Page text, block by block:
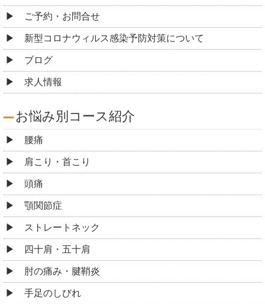
ご予約・お問合せ
新型コロナウィルス感染予防対策について
ブログ
求人情報
お悩み別コース紹介
腰痛
肩こり・首こり
頭痛
顎関節症
ストレートネック
四十肩・五十肩
肘の痛み・腱鞘炎
手足のしびれ